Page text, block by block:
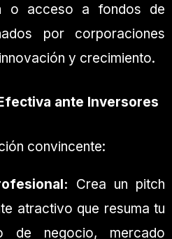
o acceso a fondos de
por corporaciones
y crecimiento.
ante Inversores
convincente:
Crea un pitch
atractivo que resuma tu
de negocio, mercado